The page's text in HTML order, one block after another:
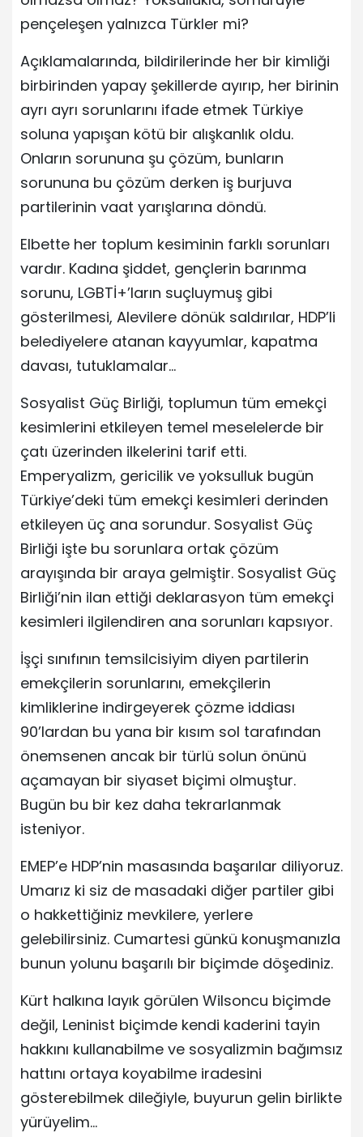
pençeleşen yalnızca Türkler mi?
Açıklamalarında, bildirilerinde her bir kimliği
birbirinden yapay şekillerde ayırıp, her birinin
ayrı ayrı sorunlarını ifade etmek Türkiye
soluna yapışan kötü bir alışkanlık oldu.
Onların sorununa şu çözüm, bunların
sorununa bu çözüm derken iş burjuva
partilerinin vaat yarışlarına döndü.
Elbette her toplum kesiminin farklı sorunları
vardır. Kadına şiddet, gençlerin barınma
sorunu, LGBTİ+’ların suçluymuş gibi
gösterilmesi, Alevilere dönük saldırılar, HDP’li
belediyelere atanan kayyumlar, kapatma
davası, tutuklamalar…
Sosyalist Güç Birliği, toplumun tüm emekçi
kesimlerini etkileyen temel meselelerde bir
çatı üzerinden ilkelerini tarif etti.
Emperyalizm, gericilik ve yoksulluk bugün
Türkiye’deki tüm emekçi kesimleri derinden
etkileyen üç ana sorundur. Sosyalist Güç
Birliği işte bu sorunlara ortak çözüm
arayışında bir araya gelmiştir. Sosyalist Güç
Birliği’nin ilan ettiği deklarasyon tüm emekçi
kesimleri ilgilendiren ana sorunları kapsıyor.
İşçi sınıfının temsilcisiyim diyen partilerin
emekçilerin sorunlarını, emekçilerin
kimliklerine indirgeyerek çözme iddiası
90’lardan bu yana bir kısım sol tarafından
önemsenen ancak bir türlü solun önünü
açamayan bir siyaset biçimi olmuştur.
Bugün bu bir kez daha tekrarlanmak
isteniyor.
EMEP’e HDP’nin masasında başarılar diliyoruz.
Umarız ki siz de masadaki diğer partiler gibi
o hakkettiğiniz mevkilere, yerlere
gelebilirsiniz. Cumartesi günkü konuşmanızla
bunun yolunu başarılı bir biçimde döşediniz.
Kürt halkına layık görülen Wilsoncu biçimde
değil, Leninist biçimde kendi kaderini tayin
hakkını kullanabilme ve sosyalizmin bağımsız
hattını ortaya koyabilme iradesini
gösterebilmek dileğiyle, buyurun gelin birlikte
yürüyelim…